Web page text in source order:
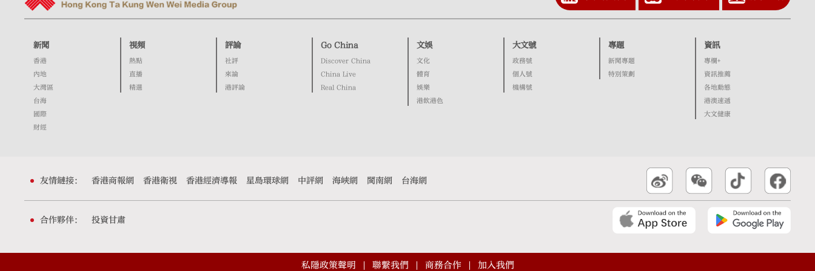
新聞
香港
內地
大灣區
台海
國際
財經
視頻
熱點
直播
精選
評論
社評
來論
港評論
Go China
Discover China
China Live
Real China
文娛
文化
體育
娛樂
港飲港色
大文號
政務號
個人號
機構號
專題
新聞專題
特別策劃
資訊
專欄+
資訊推薦
各地動態
港澳速遞
大文健康
友情鏈接： 香港商報網 香港衛視 香港經濟導報 星島環球網 中評網 海峽網 閩南網 台海網
合作夥伴： 投資甘肅
私隱政策聲明 聯繫我們 商務合作 加入我們